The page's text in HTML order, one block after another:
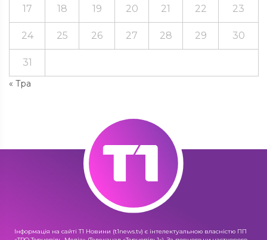
« Тра
17 18 19 20 21 22 23
24 25 26 27 28 29 30
31
Інформація на сайті Т1 Новини (t1news.tv) є інтелектуальною власністю ПП